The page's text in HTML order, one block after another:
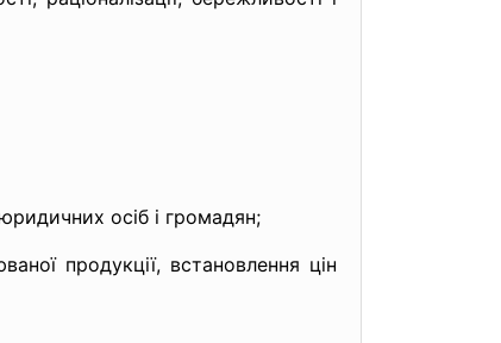
осіб і громадян;
продукції, встановлення цін